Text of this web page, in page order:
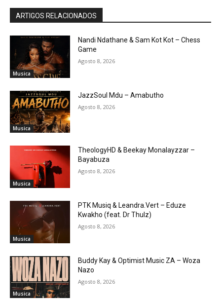
ARTIGOS RELACIONADOS
Musica
Nandi Ndathane & Sam Kot Kot – Chess
Game
Agosto 8, 2026
Musica
JazzSoul Mdu – Amabutho
Agosto 8, 2026
Musica
TheologyHD & Beekay Monalayzzar –
Bayabuza
Agosto 8, 2026
Musica
PTK Musiq & Leandra.Vert – Eduze
Kwakho (feat. Dr Thulz)
Agosto 8, 2026
Musica
Buddy Kay & Optimist Music ZA – Woza
Nazo
Agosto 8, 2026